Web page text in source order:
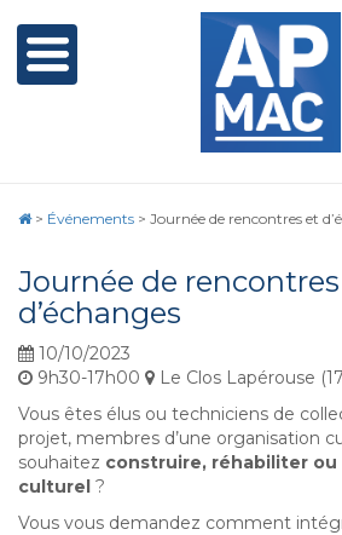
> Événements > Journée de rencontres et
Journée de
d’échanges
10/10/2023
9h30-17h00
Le Clos Lapérouse
Vous êtes élus ou techniciens de
projet, membres d’une organisation
souhaitez construire, réhabiliter ou
culturel ?
Vous vous demandez comment